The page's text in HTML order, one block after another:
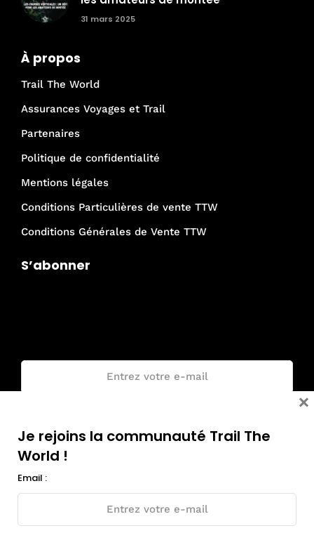
31 mars 2025
À propos
Trail The World
Assurances Voyages et Trail
Partenaires
Politique de confidentialité
Mentions légales
Conditions Particulières de vente TTW
Conditions Générales de Vente TTW
S’abonner
Je rejoins la communauté Trail The
World !
Email :
×